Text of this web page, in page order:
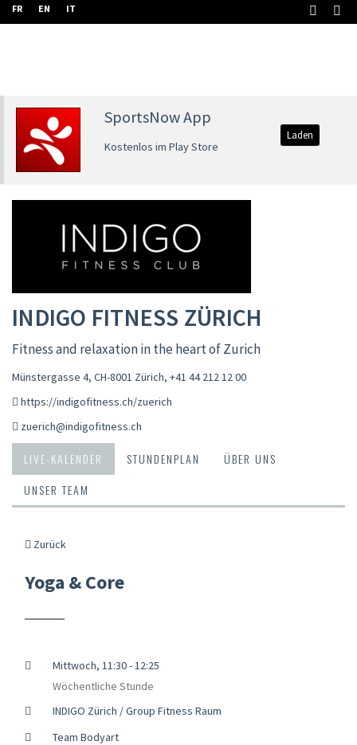
FR EN IT
SportsNow App
Kostenlos im Play Store
Laden
INDIGO FITNESS ZÜRICH
Fitness and relaxation in the heart of Zurich
Münstergasse 4, CH-8001 Zürich, +41 44 212 12 00
https://indigofitness.ch/zuerich
zuerich@indigofitness.ch
LIVE-KALENDER STUNDENPLAN
ÜBER UNS
UNSER TEAM
Zurück
Yoga & Core
Mittwoch, 11:30 - 12:25
Wöchentliche Stunde
INDIGO Zürich / Group Fitness Raum
Team Bodyart